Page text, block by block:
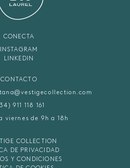
CONECTA
INSTAGRAM
LINKEDIN
CONTACTO
911 118 161
viernes de 9h a 18h
COLLECTION
DE PRIVACIDAD
Y CONDICIONES